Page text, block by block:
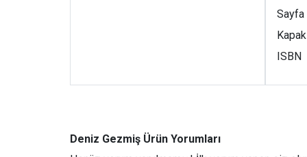
Sayfa
Kapak
ISBN
Deniz Gezmiş Ürün Yorumları